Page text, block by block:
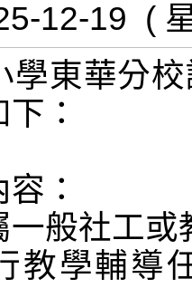
學東華分
：
：
一般社工或
教學輔導